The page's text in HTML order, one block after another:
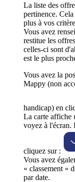
La liste des
pertinence.
plus à vos
Vous avez
restitue les
celles-ci sont
est le plus
Vous avez la
Mappy (non
handicap) en
La carte affiche
voyez à l'écran.
cliquez sur :
Vous avez
« classement »
par date.